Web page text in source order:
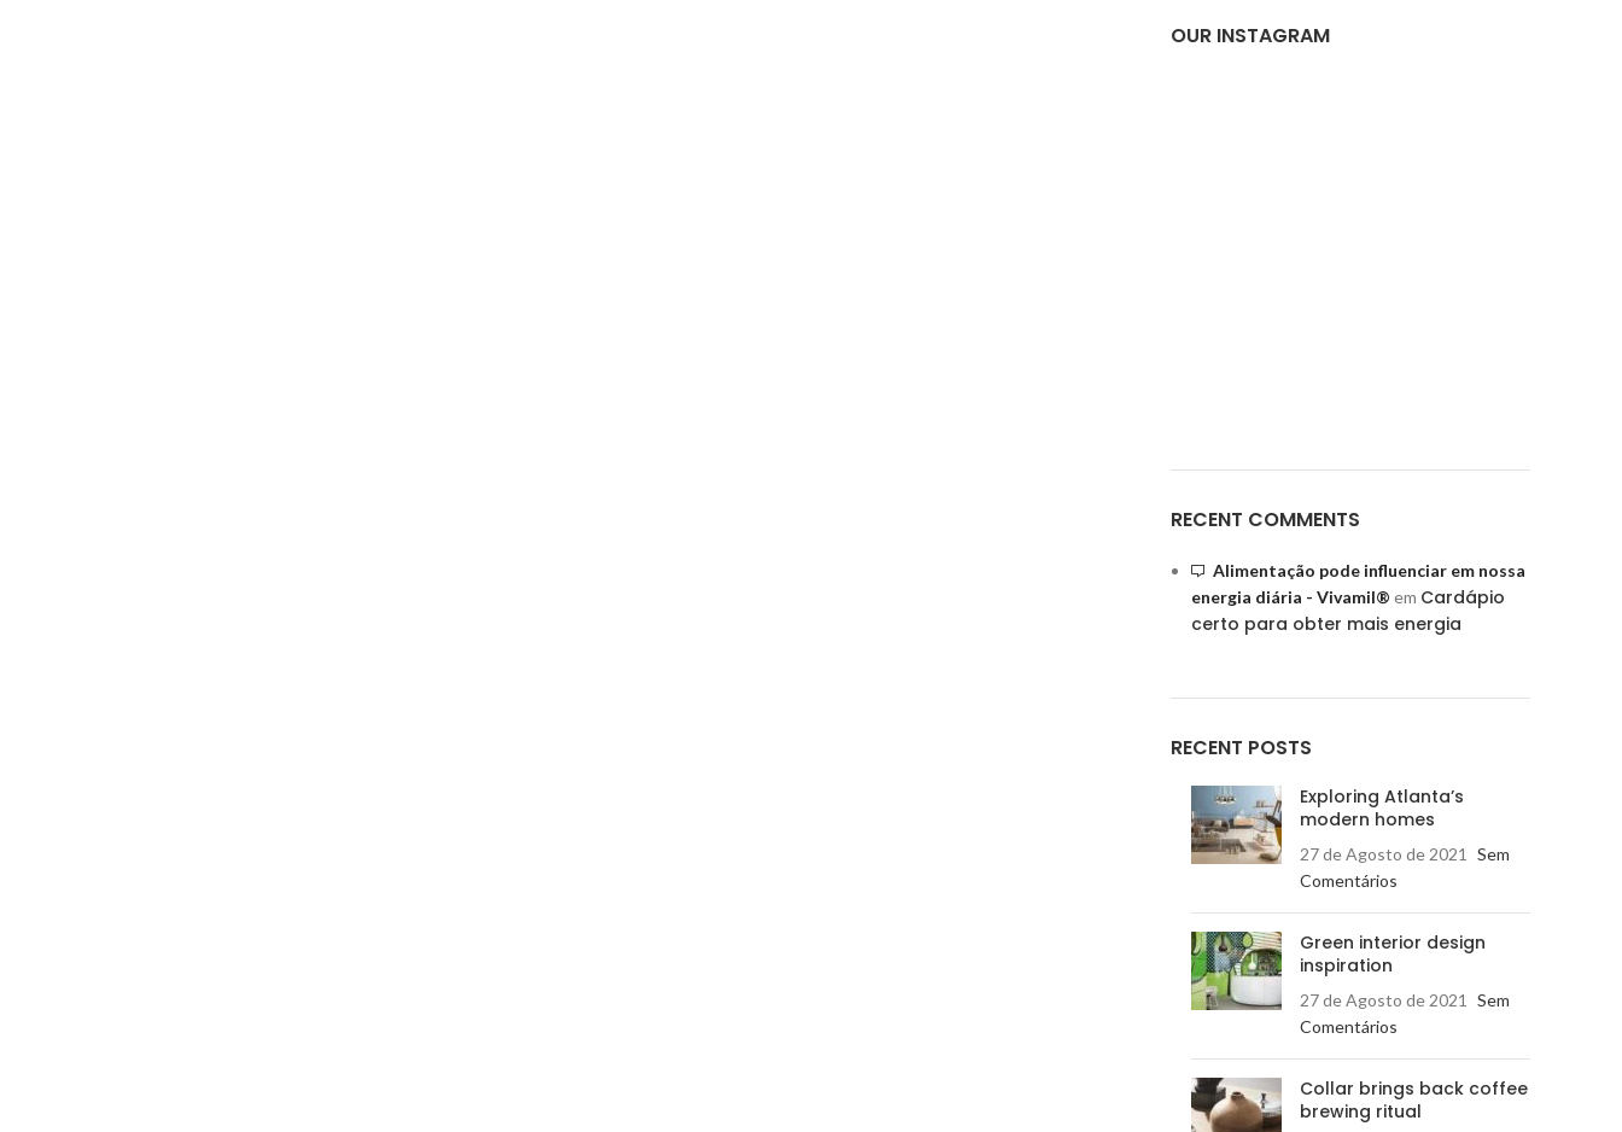
OUR INSTAGRAM
RECENT COMMENTS
Alimentação pode influenciar em nossa
energia diária - Vivamil® em Cardápio
certo para obter mais energia
RECENT POSTS
Exploring Atlanta’s
modern homes
27 de Agosto de 2021
Sem
Comentários
Green interior design
inspiration
27 de Agosto de 2021
Sem
Comentários
Collar brings back coffee
brewing ritual